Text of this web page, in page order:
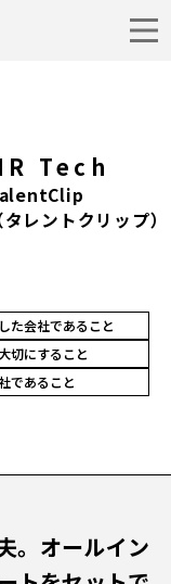
Tech
タレントクリップ）
た会社であること
切にすること
であること
。オールイン